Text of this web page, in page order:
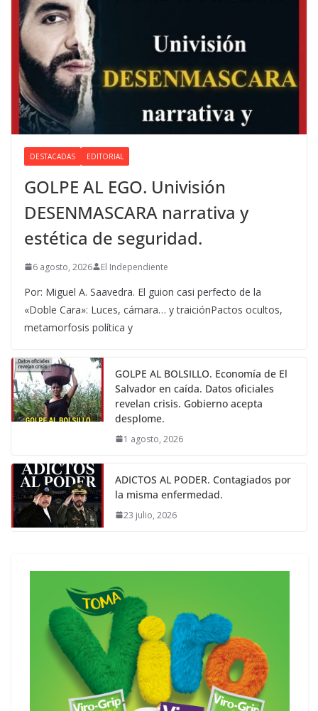
DESTACADAS EDITORIAL
GOLPE AL EGO. Univisión
DESENMASCARA narrativa y
estética de seguridad.
6 agosto, 2026 El Independiente
Por: Miguel A. Saavedra. El guion casi perfecto de la
«Doble Cara»: Luces, cámara… y traiciónPactos ocultos,
metamorfosis política y
GOLPE AL BOLSILLO. Economía de El
Salvador en caída. Datos oficiales
revelan crisis. Gobierno acepta
desplome.
1 agosto, 2026
ADICTOS AL PODER. Contagiados por
la misma enfermedad.
23 julio, 2026